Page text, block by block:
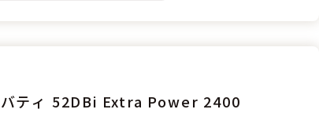
Extra Power 2400